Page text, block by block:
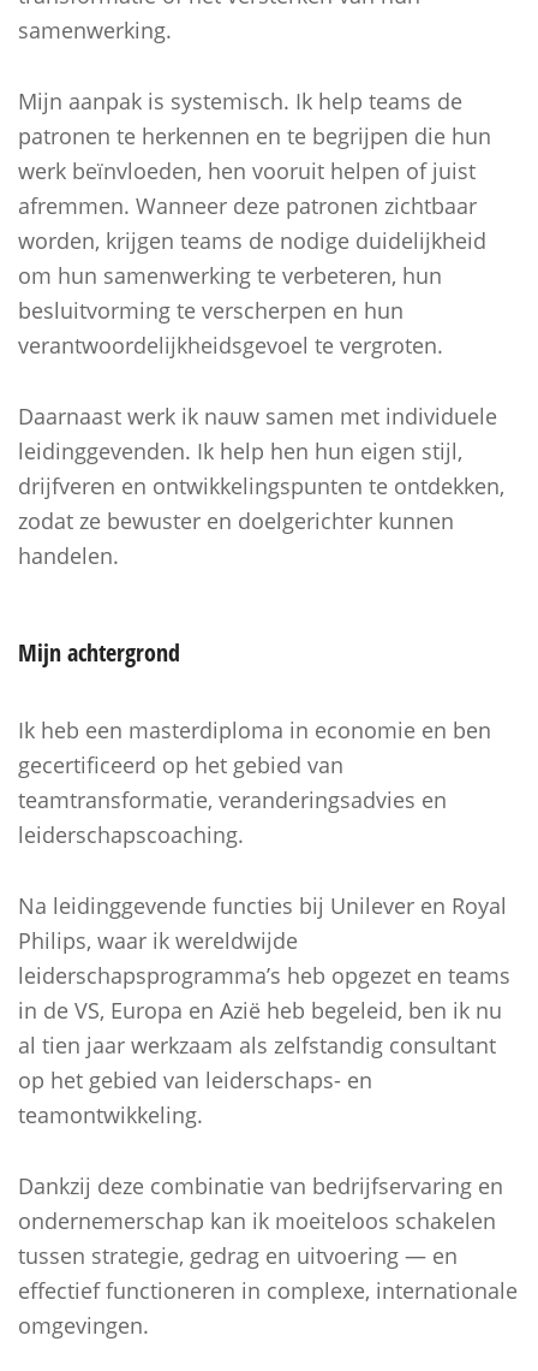
samenwerking.
Mijn aanpak is systemisch. Ik help teams de
patronen te herkennen en te begrijpen die hun
werk beïnvloeden, hen vooruit helpen of juist
afremmen. Wanneer deze patronen zichtbaar
worden, krijgen teams de nodige duidelijkheid
om hun samenwerking te verbeteren, hun
besluitvorming te verscherpen en hun
verantwoordelijkheidsgevoel te vergroten.
Daarnaast werk ik nauw samen met individuele
leidinggevenden. Ik help hen hun eigen stijl,
drijfveren en ontwikkelingspunten te ontdekken,
zodat ze bewuster en doelgerichter kunnen
handelen.
Mijnachtergrond
Ik heb een masterdiploma in economie en ben
gecertificeerd op het gebied van
teamtransformatie, veranderingsadvies en
leiderschapscoaching.
Na leidinggevende functies bij Unilever en Royal
Philips, waar ik wereldwijde
leiderschapsprogramma’s heb opgezet en teams
in de VS, Europa en Azië heb begeleid, ben ik nu
al tien jaar werkzaam als zelfstandig consultant
op het gebied van leiderschaps- en
teamontwikkeling.
Dankzij deze combinatie van bedrijfservaring en
ondernemerschap kan ik moeiteloos schakelen
tussen strategie, gedrag en uitvoering — en
effectief functioneren in complexe, internationale
omgevingen.